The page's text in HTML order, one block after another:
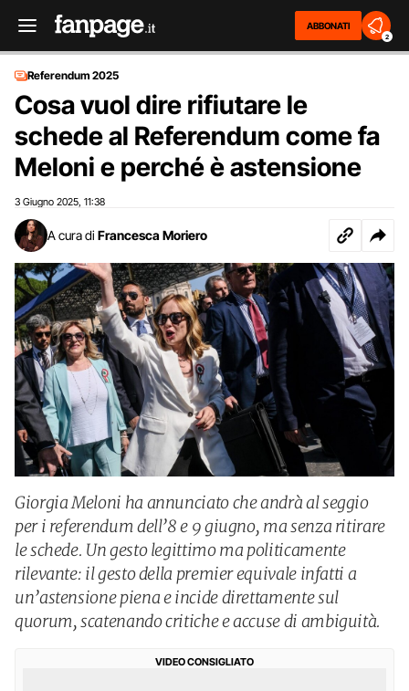
ABBONATI
2
Referendum 2025
Cosa vuol dire rifiutare le
schede al Referendum come fa
Meloni e perché è astensione
3 Giugno 2025 11:38
A cura di Francesca Moriero
Giorgia Meloni ha annunciato che andrà al seggio
per i referendum dell’8 e 9 giugno, ma senza ritirare
le schede. Un gesto legittimo ma politicamente
rilevante: il gesto della premier equivale infatti a
un’astensione piena e incide direttamente sul
quorum, scatenando critiche e accuse di ambiguità.
VIDEO CONSIGLIATO